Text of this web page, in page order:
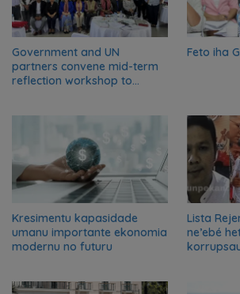
Government and UN
partners convene mid-term
reflection workshop to
Feto iha
Kresimentu kapasidade
umanu importante ekonomia
modernu no futuru
Lista
ne’ebé